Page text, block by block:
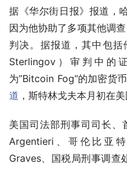
据《华尔街日报》报道，
因为他协助了多项其他调
判决。据报道，其中包括
Sterlingov）审判中的
为”Bitcoin Fog“的加密货
道 ，斯特林戈夫本月初在
美国司法部刑事司司长
Argentieri、哥伦比亚
Graves、国税局刑事调查